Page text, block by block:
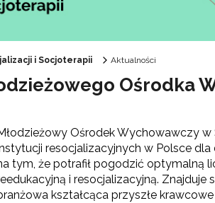
i Socjoterapii Aktualności
Ośrodka
Ośrodek Wychowawczy
resocjalizacyjnych w Polsce
tym, że potrafił pogodzić optymalną
i resocjalizacyjną. Znajduje
kształcąca przyszłe